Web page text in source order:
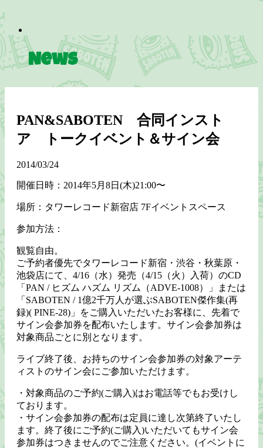
News
PAN&SABOTEN 合同インスト
ア トークイベント＆サイン会
2014/03/24
開催日時：2014年5月8日(木)21:00〜
場所：タワーレコード新宿店 7Fイベントスペース
参加方法：
観覧自由。
ご予約者優先でタワーレコード新宿・渋谷・秋葉原・
池袋店にて、4/16（水）発売（4/15（火）入荷）のCD
「PAN / ヒズム ハズム リズム（ADVE-1008）」または
「SABOTEN / 1億2千万人が選ぶSABOTEN傑作集(再
録)( PINE-28)」をご購入いただいたお客様に、先着で
サイン会参加券を配布いたします。サイン会参加券は
対象商品ごとに別となります。
ライブ終了後、お持ちのサイン会参加券の対象アーテ
ィストのサイン会にご参加いただけます。
・対象商品のご予約(ご購入)はお電話等でもお受けし
ております。
・サイン会参加券の配布は定員に達し次第終了いたし
ます。終了後にご予約(ご購入)いただいてもサイン会
参加券はつきませんのでご注意ください。(イベントに